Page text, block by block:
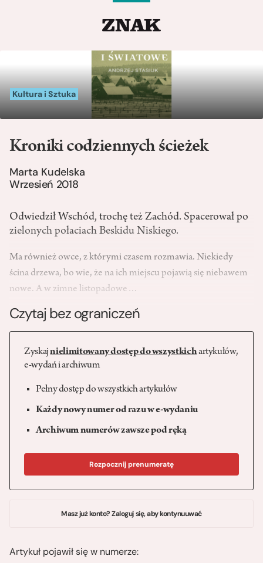
Kultura i Sztuka
Kroniki codziennych ścieżek
Marta Kudelska
Wrzesień 2018
Odwiedził Wschód, trochę też Zachód. Spacerował po
zielonych połaciach Beskidu Niskiego.
Ma również owce, z którymi czasem rozmawia. Niekiedy
ścina drzewa, bo wie, że na ich miejscu pojawią się niebawem
nowe. A w zimne listopadowe…
Czytaj bez ograniczeń
Zyskajnielimitowany dostęp do wszystkichartykułów,
e-wydań i archiwum
Pełny dostęp do wszystkich artykułów
Każdy nowy numer od razu w e-wydaniu
Archiwum numerów zawsze pod ręką
Rozpocznij prenumeratę
Masz już konto? Zaloguj się, aby kontynuuwać
Artykuł pojawił się w numerze: